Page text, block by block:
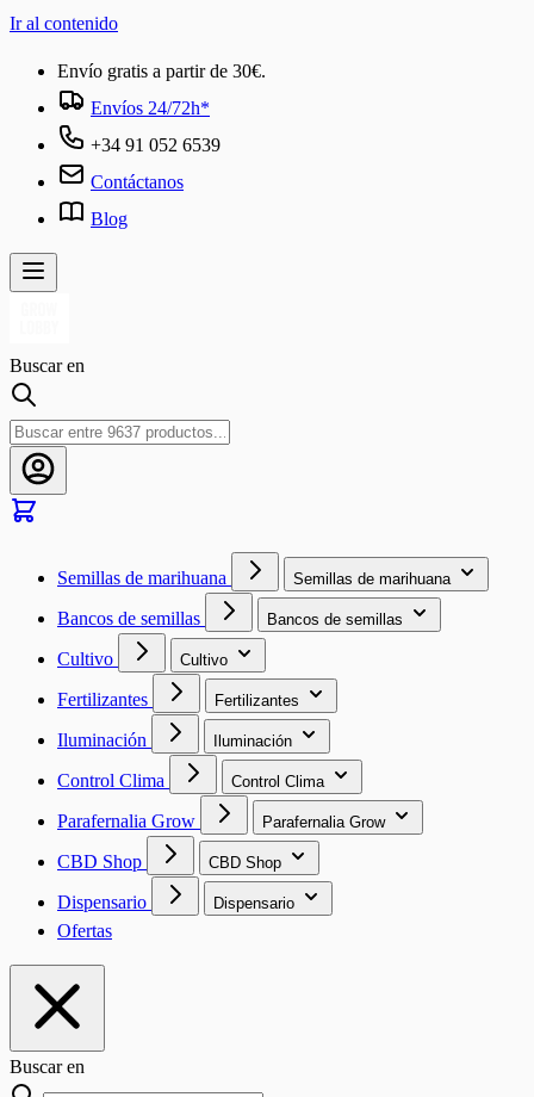
Ir al contenido
Envío gratis a partir de 30€.
Envíos 24/72h*
+34 91 052 6539
Contáctanos
Blog
Buscar en
Semillas de marihuana Semillas de marihuana
Bancos de semillas Bancos de semillas
Cultivo Cultivo
Fertilizantes Fertilizantes
Iluminación Iluminación
Control Clima Control Clima
Parafernalia Grow Parafernalia Grow
CBD Shop CBD Shop
Dispensario Dispensario
Ofertas
Buscar en